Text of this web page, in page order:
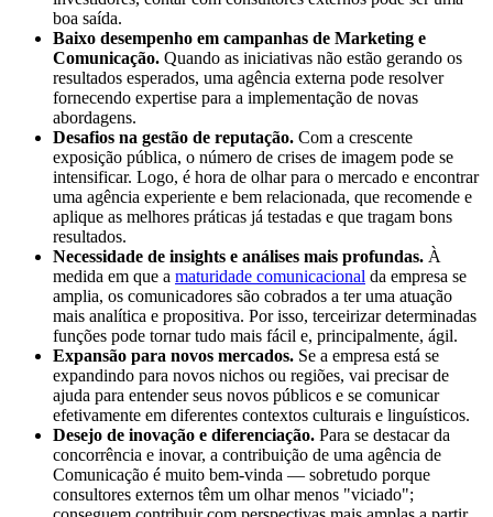
boa saída.
Baixo desempenho em campanhas de Marketing e
Comunicação. Quando as iniciativas não estão gerando os
resultados esperados, uma agência externa pode resolver
fornecendo expertise para a implementação de novas
abordagens.
Desafios na gestão de reputação. Com a crescente
exposição pública, o número de crises de imagem pode se
intensificar. Logo, é hora de olhar para o mercado e encontrar
uma agência experiente e bem relacionada, que recomende e
aplique as melhores práticas já testadas e que tragam bons
resultados.
Necessidade de insights e análises mais profundas. À
medida em que a maturidade comunicacional da empresa se
amplia, os comunicadores são cobrados a ter uma atuação
mais analítica e propositiva. Por isso, terceirizar determinadas
funções pode tornar tudo mais fácil e, principalmente, ágil.
Expansão para novos mercados. Se a empresa está se
expandindo para novos nichos ou regiões, vai precisar de
ajuda para entender seus novos públicos e se comunicar
efetivamente em diferentes contextos culturais e linguísticos.
Desejo de inovação e diferenciação. Para se destacar da
concorrência e inovar, a contribuição de uma agência de
Comunicação é muito bem-vinda — sobretudo porque
consultores externos têm um olhar menos "viciado";